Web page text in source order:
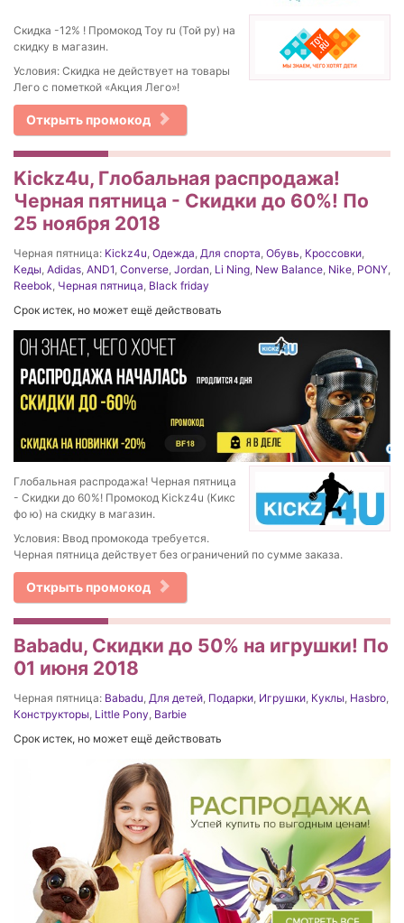
Скидка -12% ! Промокод Toy ru (Той ру) на
скидку в магазин.
Условия: Скидка не действует на товары
Лего с пометкой «Акция Лего»!
Открыть промокод
Kickz4u, Глобальная распродажа!
Черная пятница - Скидки до 60%! По
25 ноября 2018
Черная пятница: Kickz4u Одежда Для спорта Обувь Кроссовки
Кеды Adidas AND1 Converse Jordan Li Ning New Balance Nike PONY
Reebok Черная пятница Black friday
Срок истек, но может ещё действовать
Глобальная распродажа! Черная пятница
- Скидки до 60%! Промокод Kickz4u (Кикс
фо ю) на скидку в магазин.
Условия: Ввод промокода требуется.
Черная пятница действует без ограничений по сумме заказа.
Открыть промокод
Babadu, Скидки до 50% на игрушки! По
01 июня 2018
Черная пятница: Babadu Для детей Подарки Игрушки Куклы Hasbro
Конструкторы Little Pony Barbie
Срок истек, но может ещё действовать